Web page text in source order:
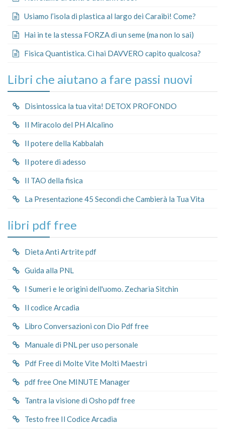
Usiamo l’isola di plastica al largo dei Caraibi! Come?
Hai in te la stessa FORZA di un seme (ma non lo sai)
Fisica Quantistica. Ci hai DAVVERO capito qualcosa?
Libri che aiutano a fare passi nuovi
Disintossica la tua vita! DETOX PROFONDO
Il Miracolo del PH Alcalino
Il potere della Kabbalah
Il potere di adesso
Il TAO della fisica
La Presentazione 45 Secondi che Cambierà la Tua Vita
libri pdf free
Dieta Anti Artrite pdf
Guida alla PNL
I Sumeri e le origini dell'uomo. Zecharia Sitchin
Il codice Arcadia
Libro Conversazioni con Dio Pdf free
Manuale di PNL per uso personale
Pdf Free di Molte Vite Molti Maestri
pdf free One MINUTE Manager
Tantra la visione di Osho pdf free
Testo free Il Codice Arcadia